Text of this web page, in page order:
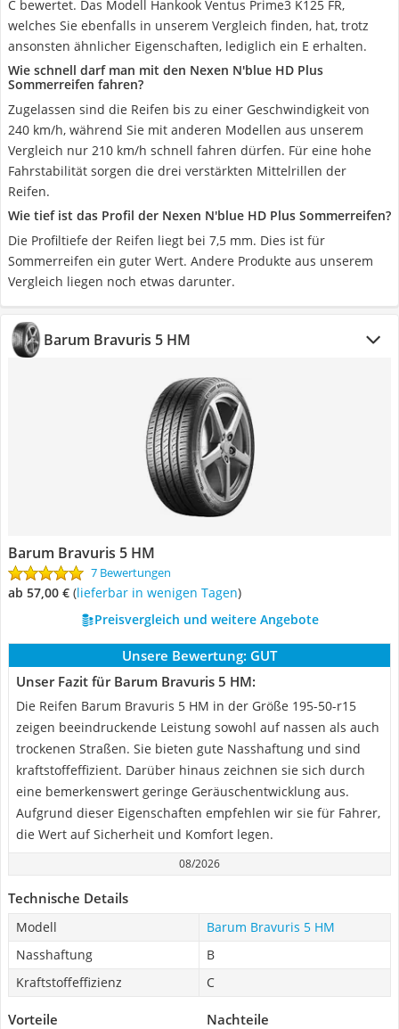
C bewertet. Das Modell Hankook Ventus Prime3 K125 FR,
welches Sie ebenfalls in unserem Vergleich finden, hat, trotz
ansonsten ähnlicher Eigenschaften, lediglich ein E erhalten.
Wie schnell darf man mit den Nexen N'blue HD Plus
Sommerreifen fahren?
Zugelassen sind die Reifen bis zu einer Geschwindigkeit von
240 km/h, während Sie mit anderen Modellen aus unserem
Vergleich nur 210 km/h schnell fahren dürfen. Für eine hohe
Fahrstabilität sorgen die drei verstärkten Mittelrillen der
Reifen.
Wie tief ist das Profil der Nexen N'blue HD Plus Sommerreifen?
Die Profiltiefe der Reifen liegt bei 7,5 mm. Dies ist für
Sommerreifen ein guter Wert. Andere Produkte aus unserem
Vergleich liegen noch etwas darunter.
Barum Bravuris 5 HM
Barum Bravuris 5 HM
7 Bewertungen
ab 57,00 € ( Lieferbar in wenigen Tagen)
Preisvergleich und weitere Angebote
Unsere Bewertung: GUT
Unser Fazit für Barum Bravuris 5 HM:
Die Reifen Barum Bravuris 5 HM in der Größe 195-50-r15
zeigen beeindruckende Leistung sowohl auf nassen als auch
trockenen Straßen. Sie bieten gute Nasshaftung und sind
kraftstoffeffizient. Darüber hinaus zeichnen sie sich durch
eine bemerkenswert geringe Geräuschentwicklung aus.
Aufgrund dieser Eigenschaften empfehlen wir sie für Fahrer,
die Wert auf Sicherheit und Komfort legen.
08/2026
Technische Details
Modell
Barum Bravuris 5 HM
Nasshaftung
B
Kraftstoffeffizienz
C
Vorteile Nachteile